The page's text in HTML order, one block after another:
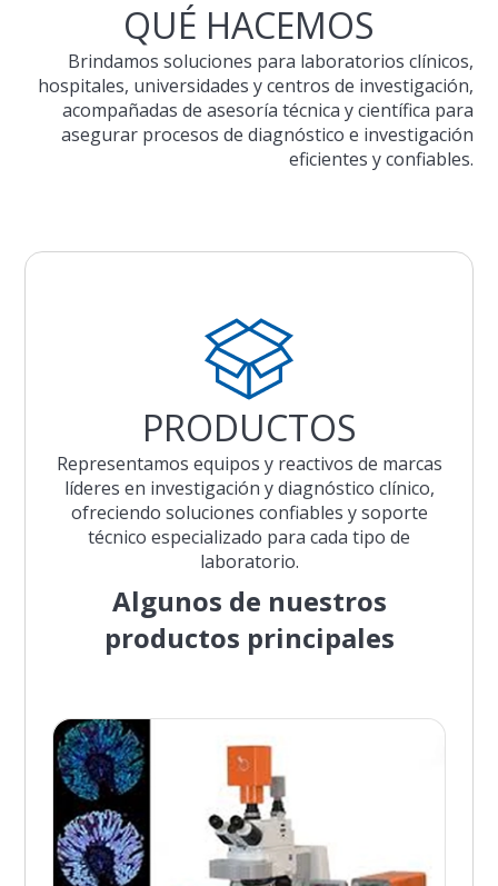
QUÉ HACEMOS
Brindamos soluciones para laboratorios clínicos,
hospitales, universidades y centros de investigación,
acompañadas de asesoría técnica y científica para
asegurar procesos de diagnóstico e investigación
eficientes y confiables.
PRODUCTOS
Representamos equipos y reactivos de marcas
líderes en investigación y diagnóstico clínico,
ofreciendo soluciones confiables y soporte
técnico especializado para cada tipo de
laboratorio.
Algunos de nuestros
productos principales